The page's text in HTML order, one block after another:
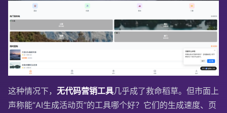
这种情况下， 无代码营销工具几乎成了救命稻草。但市面上
声称能“AI生成活动页”的工具哪个好？它们的生成速度、页